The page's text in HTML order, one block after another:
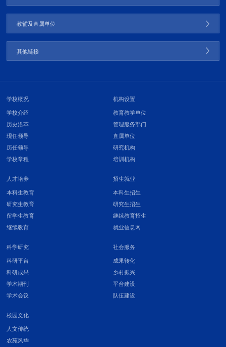
教辅及直属单位
其他链接
学校概况
学校介绍
历史沿革
现任领导
历任领导
学校章程
机构设置
教育教学单位
管理服务部门
直属单位
研究机构
培训机构
人才培养
本科生教育
研究生教育
留学生教育
继续教育
招生就业
本科生招生
研究生招生
继续教育招生
就业信息网
科学研究
科研平台
科研成果
学术期刊
学术会议
社会服务
成果转化
乡村振兴
平台建设
队伍建设
校园文化
人文传统
农苑风华